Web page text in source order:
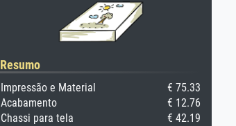
Resumo
Impressão e Material
€ 75.33
Acabamento
€ 12.76
Chassi para tela
€ 42.19